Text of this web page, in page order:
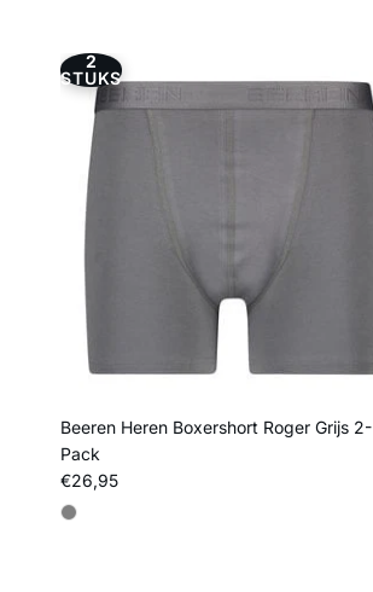
2
STUKS
Beeren Heren Boxershort Roger Grijs 2-
Pack
Reguliere prijs
€26,95